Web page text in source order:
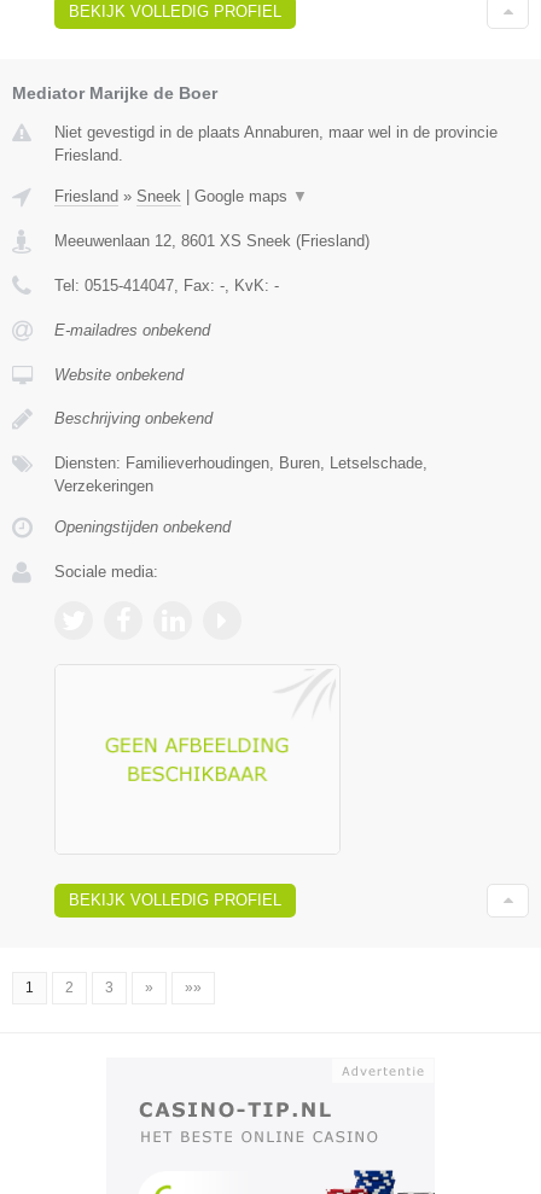
BEKIJK VOLLEDIG PROFIEL
Mediator Marijke de Boer
Niet gevestigd in de plaats Annaburen, maar wel in de provincie
Friesland.
Friesland » Sneek Google maps ▼
Meeuwenlaan 12 8601 XS Sneek (Friesland)
Tel: 0515-414047 , Fax: - , KvK: -
E-mailadres onbekend
Website onbekend
Beschrijving onbekend
Diensten: Familieverhoudingen, Buren, Letselschade,
Verzekeringen
Openingstijden onbekend
Sociale media:
BEKIJK VOLLEDIG PROFIEL
1 2 3 » »»